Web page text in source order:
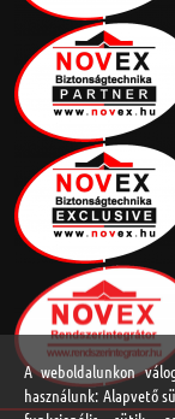
A weboldalunkon
használunk: Alapvető